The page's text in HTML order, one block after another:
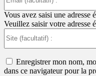
Vous avez saisi une adresse
Veuillez saisir votre adresse
Enregistrer mon nom,
dans ce navigateur pour la